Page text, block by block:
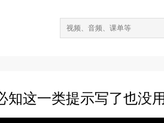
知这一类提示写了也没用